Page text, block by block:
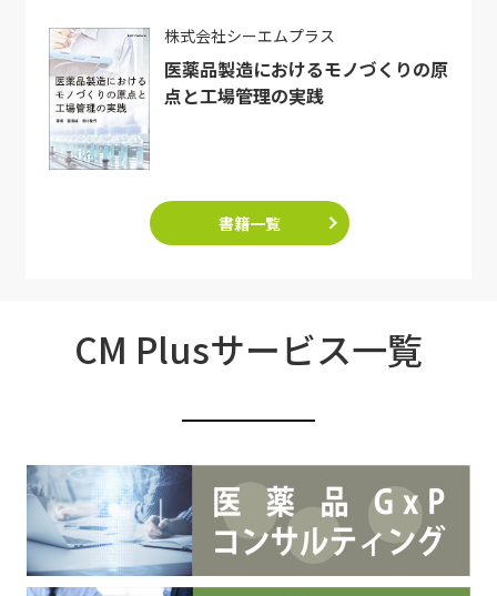
株式会社シーエムプラス
医薬品製造におけるモノづくりの原
点と工場管理の実践
書籍一覧
CM Plusサービス一覧